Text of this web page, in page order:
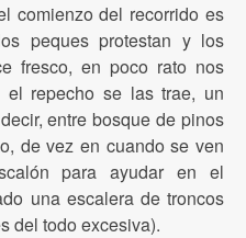
comienzo del recorrido es
peques protestan y los
fresco, en poco rato nos
el repecho se las trae, un
entre bosque de pinos
de vez en cuando se ven
para ayudar en el
una escalera de troncos
del todo excesiva).